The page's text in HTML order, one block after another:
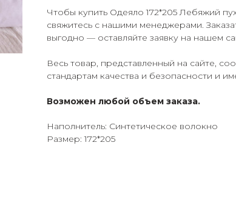
Чтобы купить Одеяло 172*205 Лебяжий
свяжитесь с нашими менеджерами.
выгодно — оставляйте заявку на нашем
Весь товар, представленный на сайте,
стандартам качества и безопасности и
Возможен любой объем заказа.
Наполнитель: Синтетическое волокно
Размер: 172*205